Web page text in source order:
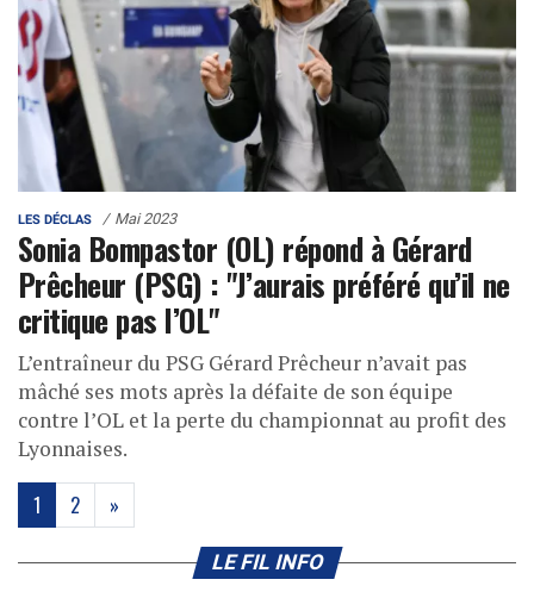
LES DÉCLAS Mai 2023
Sonia Bompastor (OL) répond à Gérard
Prêcheur (PSG) : "J’aurais préféré qu’il ne
critique pas l’OL"
L’entraîneur du PSG Gérard Prêcheur n’avait pas
mâché ses mots après la défaite de son équipe
contre l’OL et la perte du championnat au profit des
Lyonnaises.
1 (current)
2 »
LE FIL INFO